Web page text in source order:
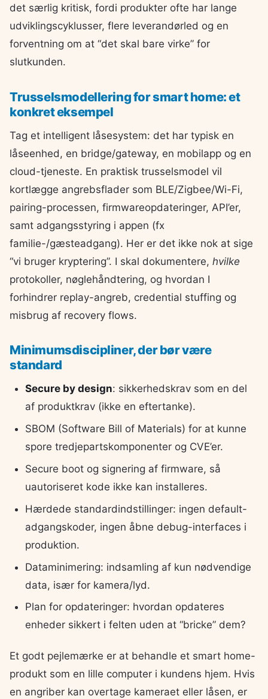
det særlig kritisk, fordi produkter ofte har lange
udviklingscyklusser, flere leverandørled og en
forventning om at “det skal bare virke” for
slutkunden.
Trusselsmodellering for smart home: et
konkret eksempel
Tag et intelligent låsesystem: det har typisk en
låseenhed, en bridge/gateway, en mobilapp og en
cloud-tjeneste. En praktisk trusselsmodel vil
kortlægge angrebsflader som BLE/Zigbee/Wi-Fi,
pairing-processen, firmwareopdateringer, API’er,
samt adgangsstyring i appen (fx
familie-/gæsteadgang). Her er det ikke nok at sige
“vi bruger kryptering”. I skal dokumentere, hvilke
protokoller, nøglehåndtering, og hvordan I
forhindrer replay-angreb, credential stuffing og
misbrug af recovery flows.
Minimumsdiscipliner, der bør være
standard
Secure by design: sikkerhedskrav som en del
af produktkrav (ikke en eftertanke).
SBOM (Software Bill of Materials) for at kunne
spore tredjepartskomponenter og CVE’er.
Secure boot og signering af firmware, så
uautoriseret kode ikke kan installeres.
Hærdede standardindstillinger: ingen default-
adgangskoder, ingen åbne debug-interfaces i
produktion.
Dataminimering: indsamling af kun nødvendige
data, især for kamera/lyd.
Plan for opdateringer: hvordan opdateres
enheder sikkert i felten uden at “bricke” dem?
Et godt pejlemærke er at behandle et smart home-
produkt som en lille computer i kundens hjem. Hvis
en angriber kan overtage kameraet eller låsen, er